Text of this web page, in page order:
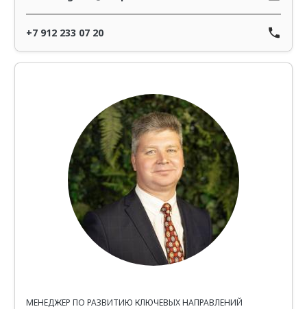
+7 912 233 07 20
МЕНЕДЖЕР ПО РАЗВИТИЮ КЛЮЧЕВЫХ НАПРАВЛЕНИЙ